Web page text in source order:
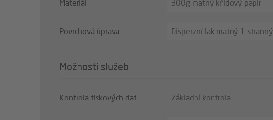
Materiál 300g matný křídový papír
Povrchová úprava Disperzní lak matný 1 stranný
Možnosti služeb
Kontrola tiskových dat Základní kontrola